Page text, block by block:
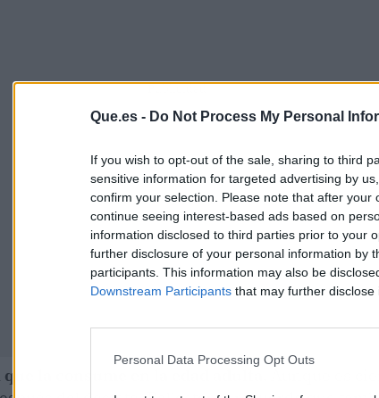
Que.es - Do Not Process My Personal
If you wish to opt-out of the sale, sharing to third
sensitive information for targeted advertising by
confirm your selection. Please note that after
continue seeing interest-based ads based on
information disclosed to third parties prior to your
further disclosure of your personal information by
participants. This information may also be
Downstream Participants that may further disclose
Personal Data Processing Opt Outs
la consume en la edad adulta.